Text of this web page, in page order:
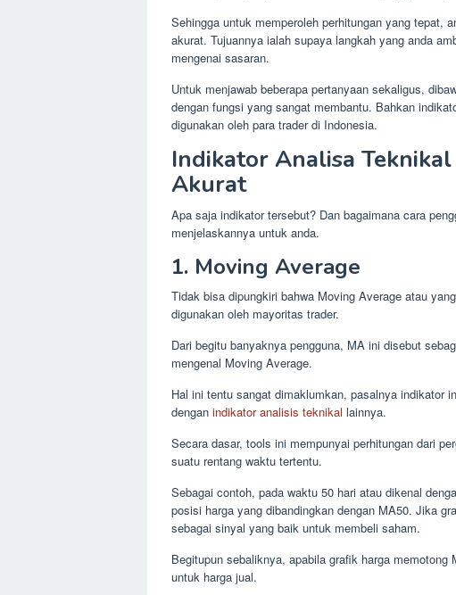
Sehingga untuk memperoleh perhitungan yang tepat,
akurat. Tujuannya ialah supaya langkah yang anda
mengenai sasaran.
Untuk menjawab beberapa pertanyaan sekaligus,
dengan fungsi yang sangat membantu. Bahkan
digunakan oleh para trader di Indonesia.
Indikator Analisa
Akurat
Apa saja indikator tersebut? Dan bagaimana cara
menjelaskannya untuk anda.
1. Moving Average
Tidak bisa dipungkiri bahwa Moving Average atau
digunakan oleh mayoritas trader.
Dari begitu banyaknya pengguna, MA ini disebut
mengenal Moving Average.
Hal ini tentu sangat dimaklumkan, pasalnya indikator
dengan indikator analisis teknikal lainnya.
Secara dasar, tools ini mempunyai perhitungan dari
suatu rentang waktu tertentu.
Sebagai contoh, pada waktu 50 hari atau dikenal
posisi harga yang dibandingkan dengan MA50. Jika
sebagai sinyal yang baik untuk membeli saham.
Begitupun sebaliknya, apabila grafik harga
untuk harga jual.